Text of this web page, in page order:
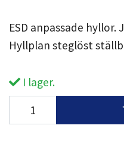
ESD anpassade
Hyllplan steglöst
I lager.